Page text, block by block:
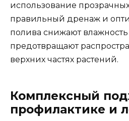
использование
правильный дренаж и
полива снижают
предотвращают
верхних частях растений.
Комплексный
профилактике и